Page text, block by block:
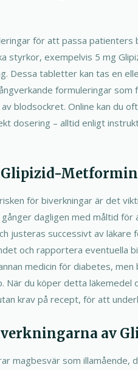
för att passa
styrkor, exempelvis 5 mg
Dessa tabletter kan tas en
formuleringar
blodsockret. Online kan du
dosering – alltid enligt
Glipizid-
för biverkningar är det
dagligen med måltid
justeras successivt av
och rapportera eventuella
medicin för diabetes,
När du köper detta
krav på recept, för att
av
magbesvär som